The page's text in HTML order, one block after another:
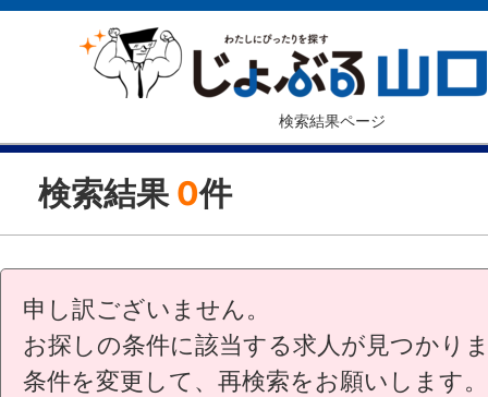
検索結果ページ
検索結果 0件
申し訳ございません。
お探しの条件に該当する求人が見つかり
条件を変更して、再検索をお願いします。